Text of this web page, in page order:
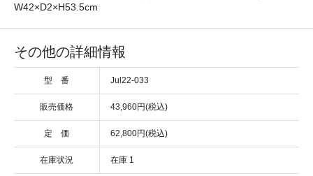
W42×D2×H53.5cm
その他の詳細情報
型 番 Jul22-033
販売価格 43,960円(税込)
定 価 62,800円(税込)
在庫状況 在庫 1